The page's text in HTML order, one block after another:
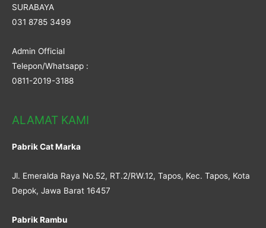
SURABAYA
031 8785 3499
Admin Official
Telepon/Whatsapp :
0811-2019-3188
ALAMAT KAMI
Pabrik Cat Marka
Jl. Emeralda Raya No.52, RT.2/RW.12, Tapos, Kec. Tapos, Kota
Depok, Jawa Barat 16457
Pabrik Rambu